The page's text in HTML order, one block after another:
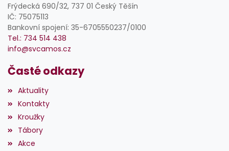
Frýdecká 690/32, 737 01 Český Těšín
IČ: 75075113
Bankovní spojení: 35-6705550237/0100
Tel.: 734 514 438
info@svcamos.cz
Časté odkazy
Aktuality
Kontakty
Kroužky
Tábory
Akce